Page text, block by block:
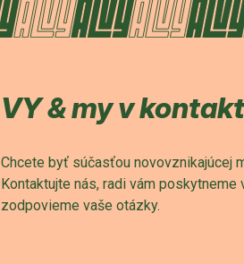
VY & my v
Chcete byť súčasťou novovznikajúcej
Kontaktujte nás, radi vám
zodpovieme vaše otázky.